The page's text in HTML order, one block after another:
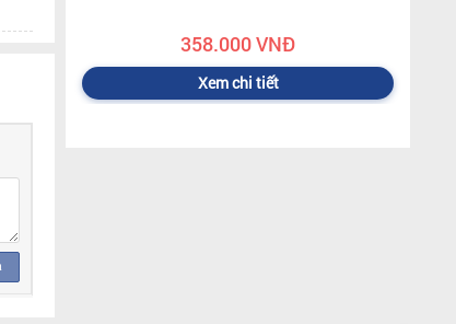
358.000 VNĐ
Xem chi tiết